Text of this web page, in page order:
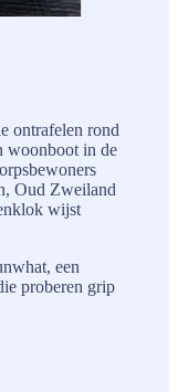
ontrafelen rond
woonboot in de
Oud Zweiland
wijst
een
proberen grip